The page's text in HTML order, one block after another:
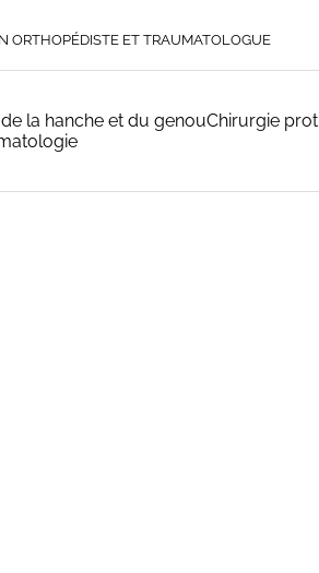
ORTHOPÉDISTE ET TRAUMATOLOGUE
la hanche et du genouChirurgie